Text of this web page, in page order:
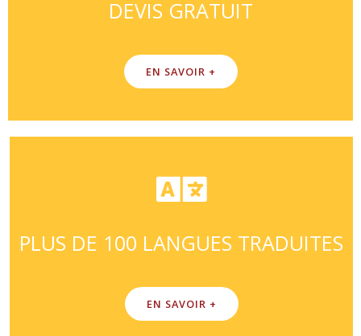
DEVIS GRATUIT
EN SAVOIR +
PLUS DE 100 LANGUES TRADUITES
EN SAVOIR +